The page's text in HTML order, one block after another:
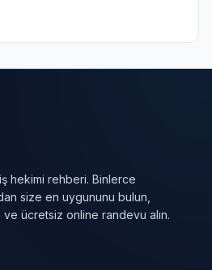
hekimi rehberi. Binlerce
size en uygununu bulun,
ücretsiz online randevu alın.